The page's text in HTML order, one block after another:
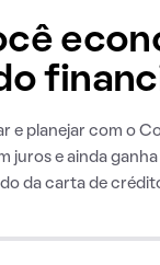
e planejar com o
juros e ainda
da carta de